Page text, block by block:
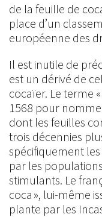
de la feuille de
place d’un
européenne des
Il est inutile de
est un dérivé de
cocaïer. Le terme
1568 pour
dont les feuilles
trois décennies
spécifiquement
par les
stimulants. Le
coca », lui-même
plante par les